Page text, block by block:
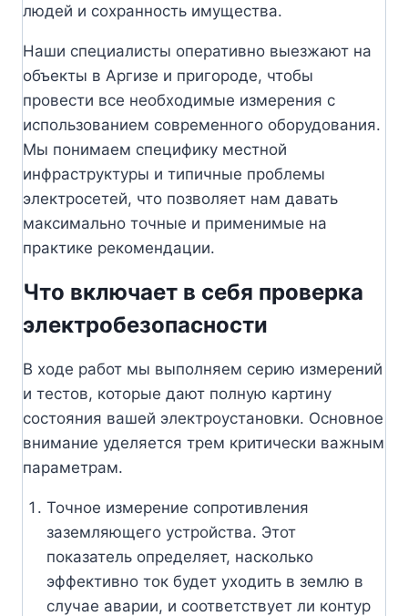
людей и сохранность имущества.
Наши специалисты оперативно выезжают на
объекты в Аргизе и пригороде, чтобы
провести все необходимые измерения с
использованием современного оборудования.
Мы понимаем специфику местной
инфраструктуры и типичные проблемы
электросетей, что позволяет нам давать
максимально точные и применимые на
практике рекомендации.
Что включает в себя проверка
электробезопасности
В ходе работ мы выполняем серию измерений
и тестов, которые дают полную картину
состояния вашей электроустановки. Основное
внимание уделяется трем критически важным
параметрам.
Точное измерение сопротивления
заземляющего устройства. Этот
показатель определяет, насколько
эффективно ток будет уходить в землю в
случае аварии, и соответствует ли контур